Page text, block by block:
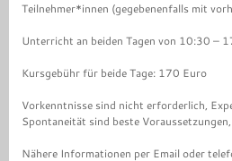
Teilnehmer*innen (gegebenenfalls mit
Unterricht an beiden Tagen von 10:30 –
Kursgebühr für beide Tage: 170 Euro
Vorkenntnisse sind nicht erforderlich,
Spontaneität sind beste
Nähere Informationen per Email oder